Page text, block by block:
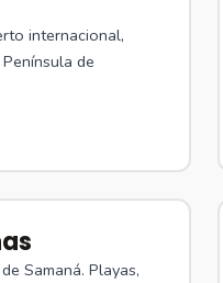
internacional,
de
Samaná. Playas,